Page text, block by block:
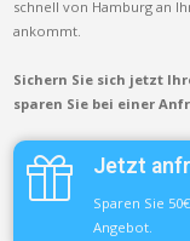
schnell von Hamburg an
ankommt.
Sichern Sie sich jetzt
sparen Sie bei einer
Jetzt
Sparen Sie
Angebot.